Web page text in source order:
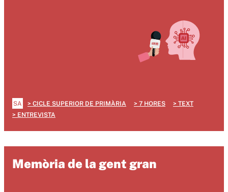
SA CICLE SUPERIOR DE PRIMÀRIA 7 HORES
TEXT
ENTREVISTA
Memòria de la gent gran